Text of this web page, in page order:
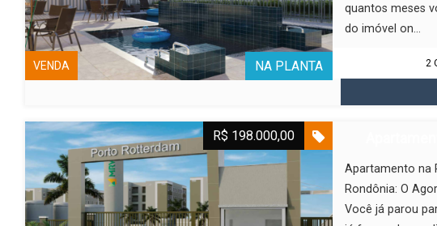
NA PLANTA
VENDA
quantos meses
do imóvel on...
2
R$ 198.000,00
Apartamento na
Rondônia: O
Você já parou